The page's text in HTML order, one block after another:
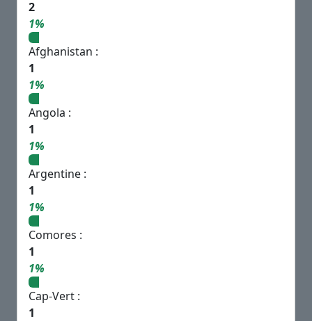
2
1%
Afghanistan :
1
1%
Angola :
1
1%
Argentine :
1
1%
Comores :
1
1%
Cap-Vert :
1